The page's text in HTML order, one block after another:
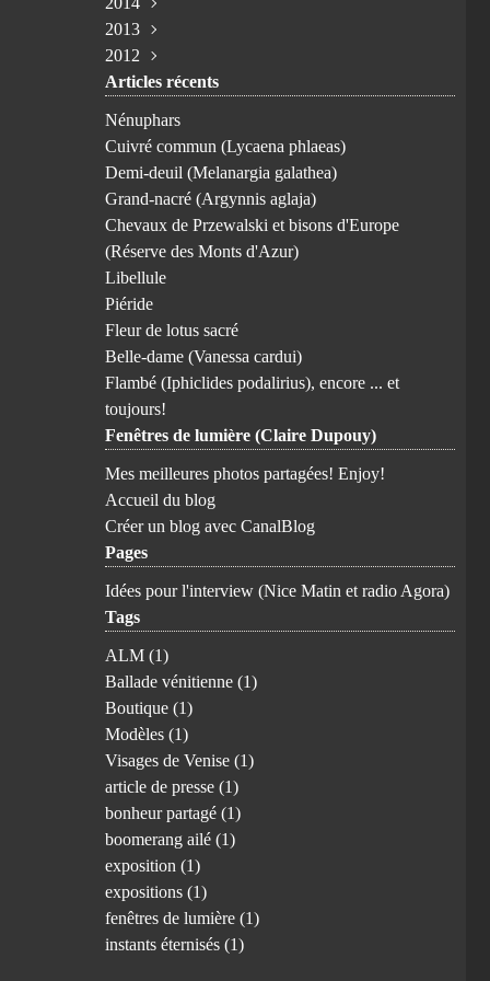
Avril
Mars
Janvier(1)
Février
Janvier
Juillet
Juin(4)
Avril (2)
Février
Juillet
Juin(1)
Mai(1)
Février
Juin(1)
Février
Janvier(1)
Octobre
Août
Juillet(2)
Avril
(3)
Novembre
Août
Mai(2)
Février
2013
Novembre
Octobre(3)
Août
2012
Avril (3)
Articles récents
Nénuphars
Cuivré commun (Lycaena phlaeas)
Demi-deuil (Melanargia galathea)
Grand-nacré (Argynnis aglaja)
Chevaux de Przewalski et bisons d'Europe
(Réserve des Monts d'Azur)
Libellule
Piéride
Fleur de lotus sacré
Belle-dame (Vanessa cardui)
Flambé (Iphiclides podalirius), encore ... et
toujours!
Fenêtres de lumière (Claire Dupouy)
Mes meilleures photos partagées! Enjoy!
Accueil du blog
Créer un blog avec CanalBlog
Pages
Idées pour l'interview (Nice Matin et radio Agora)
Tags
ALM (1)
Ballade vénitienne (1)
Boutique (1)
Modèles (1)
Visages de Venise (1)
article de presse (1)
bonheur partagé (1)
boomerang ailé (1)
exposition (1)
expositions (1)
fenêtres de lumière (1)
instants éternisés (1)